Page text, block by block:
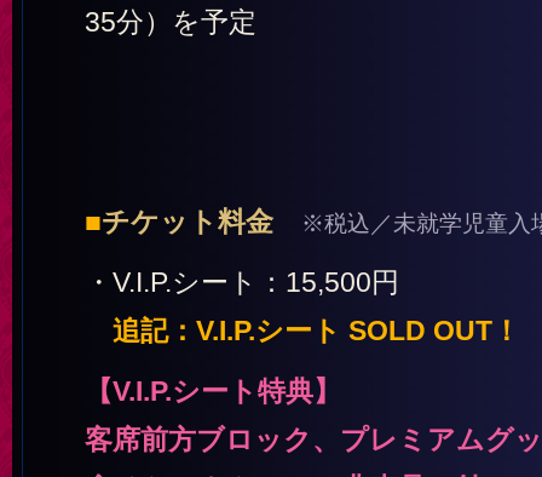
35分）を予定
■チケット料金 ※税込／未就学児童入
・V.I.P.シート：15,500円
追記：V.I.P.シート SOLD OUT！
【V.I.P.シート特典】
客席前方ブロック、プレミアムグ